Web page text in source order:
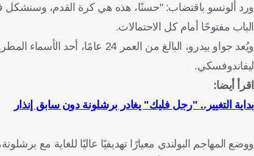
ورد ألونسو باقتضاب: "حسنًا، هذه هي كرة القدم، وسنشكل
الباب مفتوحًا أمام كل الاحتمالات.
ويُعد جواو بيدرو، البالغ من
ليفاندوفسكي.
اقرأ أيضا:
بداية التغيير.. "رجل فليك" يغادر برشلونة دون سابق إنذار